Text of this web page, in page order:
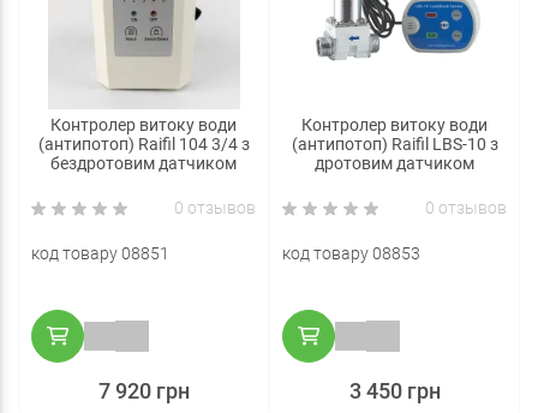
Контролер витоку води
(антипотоп) Raifil 104 3/4 з
бездротовим датчиком
0 отзывов
код товару 08851
7 920 грн
Контролер витоку води
(антипотоп) Raifil LBS-10 з
дротовим датчиком
0 отзывов
код товару 08853
3 450 грн